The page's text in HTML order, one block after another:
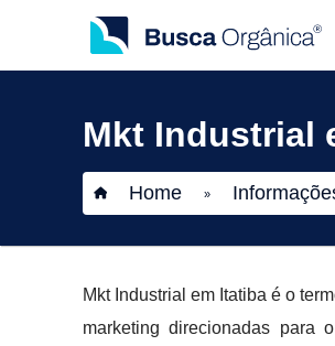
Mkt Industrial
Home »
Mkt Industrial em Itatiba é o
marketing direcionadas para